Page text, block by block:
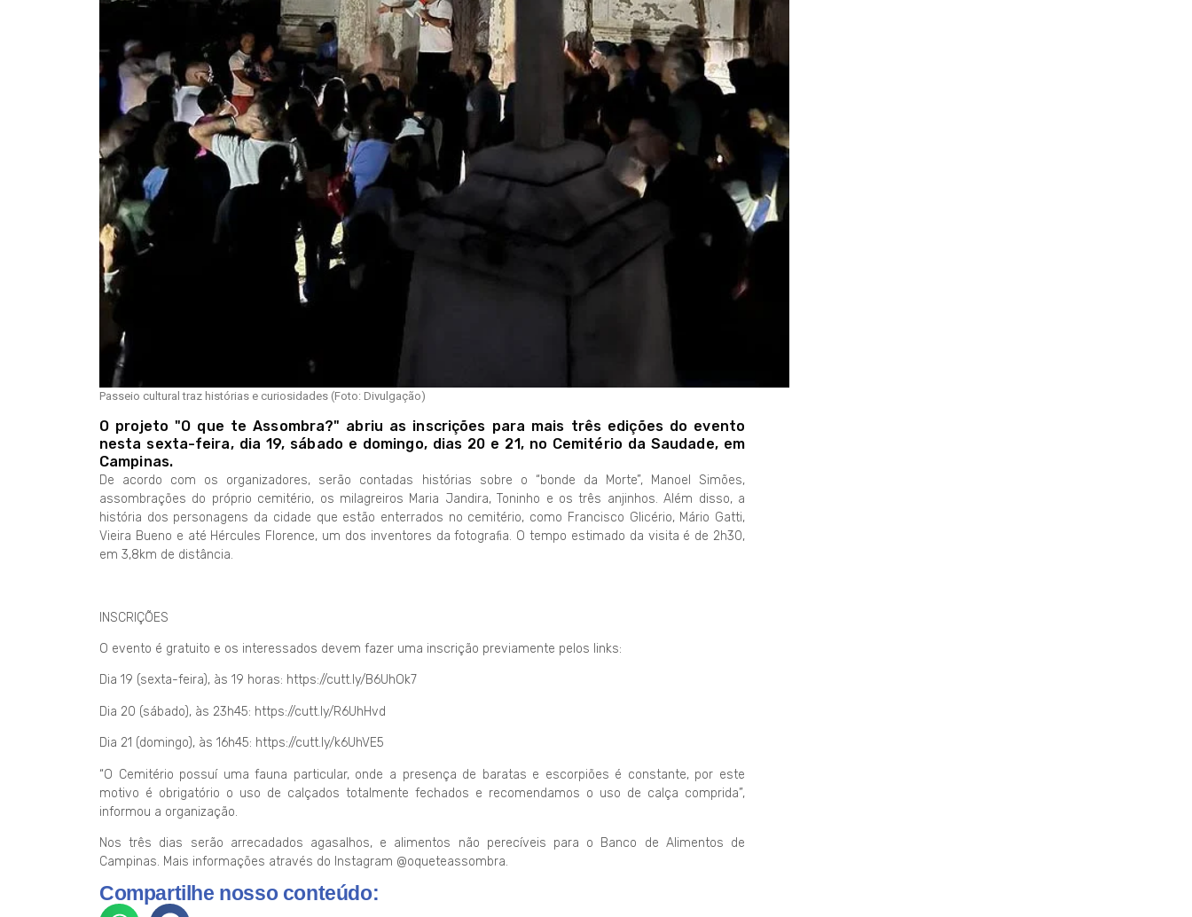
Passeio cultural traz histórias e curiosidades (Foto: Divulgação)
O projeto "O que te Assombra?" abriu as inscrições para mais três edições do evento
nesta sexta-feira, dia 19, sábado e domingo, dias 20 e 21, no Cemitério da Saudade, em
Campinas.
De acordo com os organizadores, serão contadas histórias sobre o “bonde da Morte”, Manoel Simões,
assombrações do próprio cemitério, os milagreiros Maria Jandira, Toninho e os três anjinhos. Além disso, a
história dos personagens da cidade que estão enterrados no cemitério, como Francisco Glicério, Mário Gatti,
Vieira Bueno e até Hércules Florence, um dos inventores da fotografia. O tempo estimado da visita é de 2h30,
em 3,8km de distância.
INSCRIÇÕES
O evento é gratuito e os interessados devem fazer uma inscrição previamente pelos links:
Dia 19 (sexta-feira), às 19 horas: https://cutt.ly/B6UhOk7
Dia 20 (sábado), às 23h45: https://cutt.ly/R6UhHvd
Dia 21 (domingo), às 16h45: https://cutt.ly/k6UhVE5
“O Cemitério possuí uma fauna particular, onde a presença de baratas e escorpiões é constante, por este
motivo é obrigatório o uso de calçados totalmente fechados e recomendamos o uso de calça comprida”,
informou a organização.
Nos três dias serão arrecadados agasalhos, e alimentos não perecíveis para o Banco de Alimentos de
Campinas. Mais informações através do Instagram @oqueteassombra.
Compartilhe nosso conteúdo: